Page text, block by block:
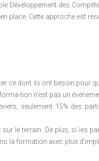
Développement des
place. Cette approche est
ce dont ils ont besoin pour
tion n’est pas un
seulement 15% des
le terrain. De plus, si les
la formation avec plus